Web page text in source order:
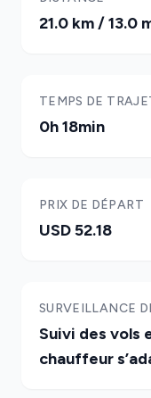
21.0 km / 13.0
TEMPS DE
0h 18min
PRIX DE DÉPART
USD 52.18
SURVEILLANCE
Suivi des vols
chauffeur